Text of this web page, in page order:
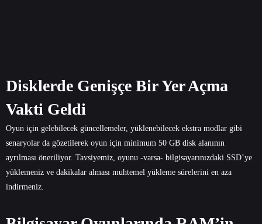
Disklerde Genişçe Bir Yer Açma
Vakti Geldi
Oyun için gelebilecek güncellemeler, yüklenebilecek ekstra modlar gibi
senaryolar da gözetilerek oyun için minimum 50 GB disk alanının
ayrılması öneriliyor. Tavsiyemiz, oyunu -varsa- bilgisayarınızdaki SSD’ye
yüklemeniz ve dakikalar alması muhtemel yükleme sürelerini en aza
indirmeniz.